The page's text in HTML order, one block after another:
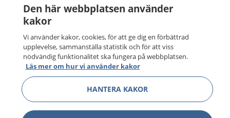
Den här webbplatsen använder
kakor
Vi använder kakor, cookies, för att ge dig en förbättrad
upplevelse, sammanställa statistik och för att viss
nödvändig funktionalitet ska fungera på webbplatsen.
Läs mer om hur vi använder kakor
HANTERA KAKOR